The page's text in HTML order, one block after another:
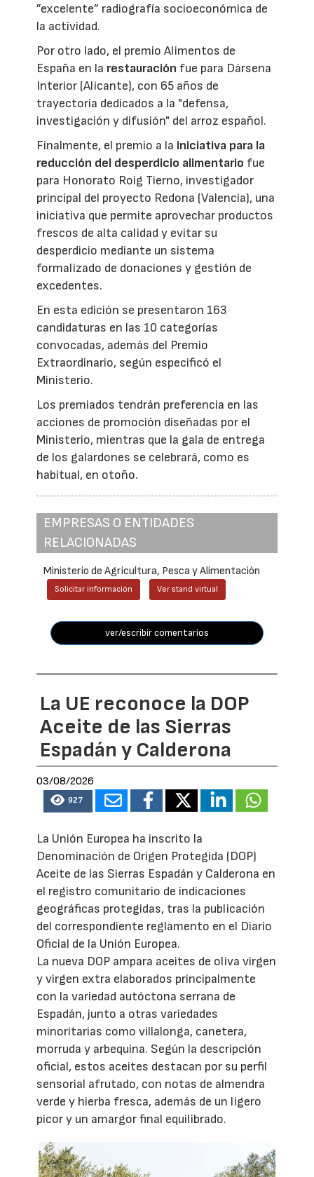
”excelente” radiografía socioeconómica de
la actividad.
Por otro lado, el premio Alimentos de
España en la restauración fue para Dársena
Interior (Alicante), con 65 años de
trayectoria dedicados a la "defensa,
investigación y difusión" del arroz español.
Finalmente, el premio a la iniciativa para la
reducción del desperdicio alimentario fue
para Honorato Roig Tierno, investigador
principal del proyecto Redona (Valencia), una
iniciativa que permite aprovechar productos
frescos de alta calidad y evitar su
desperdicio mediante un sistema
formalizado de donaciones y gestión de
excedentes.
En esta edición se presentaron 163
candidaturas en las 10 categorías
convocadas, además del Premio
Extraordinario, según especificó el
Ministerio.
Los premiados tendrán preferencia en las
acciones de promoción diseñadas por el
Ministerio, mientras que la gala de entrega
de los galardones se celebrará, como es
habitual, en otoño.
EMPRESAS O ENTIDADES
RELACIONADAS
Ministerio de Agricultura, Pesca y Alimentación
Solicitar información Ver stand virtual
ver/escribir comentarios
La UE reconoce la DOP
Aceite de las Sierras
Espadán y Calderona
03/08/2026
927
La Unión Europea ha inscrito la
Denominación de Origen Protegida (DOP)
Aceite de las Sierras Espadán y Calderona en
el registro comunitario de indicaciones
geográficas protegidas, tras la publicación
del correspondiente reglamento en el Diario
Oficial de la Unión Europea.
La nueva DOP ampara aceites de oliva virgen
y virgen extra elaborados principalmente
con la variedad autóctona serrana de
Espadán, junto a otras variedades
minoritarias como villalonga, canetera,
morruda y arbequina. Según la descripción
oficial, estos aceites destacan por su perfil
sensorial afrutado, con notas de almendra
verde y hierba fresca, además de un ligero
picor y un amargor final equilibrado.